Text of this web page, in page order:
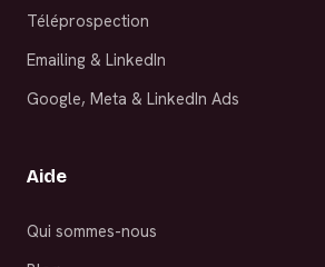
Téléprospection
Emailing & LinkedIn
Google, Meta & LinkedIn Ads
Aide
Qui sommes-nous